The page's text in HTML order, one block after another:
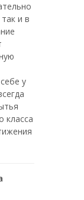
и в
у
класса